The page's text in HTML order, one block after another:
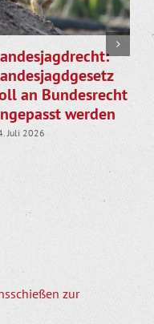
an Bundesrecht
werden
Juli 2026
zur